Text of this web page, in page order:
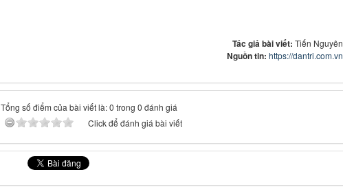
Tác giả bài viết: Tiến Nguyên
Nguồn tin: https://dantri.com.vn
Tổng số điểm của bài viết là: 0 trong 0 đánh giá
Click để đánh giá bài viết